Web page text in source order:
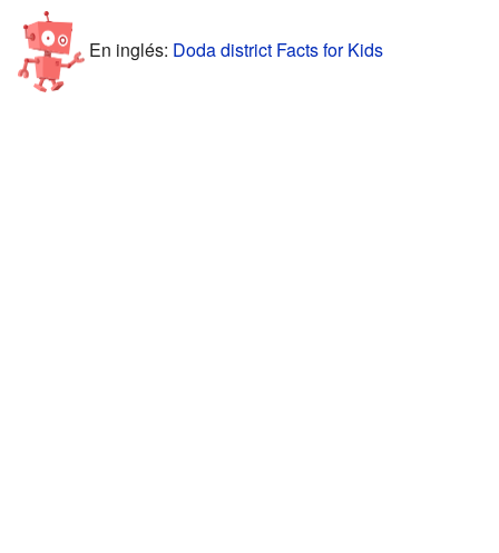
En inglés: Doda district Facts for Kids